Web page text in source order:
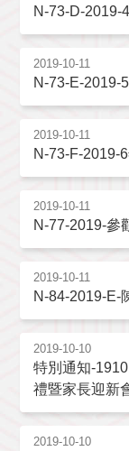
N-73-D-2019-
2019-10-11
N-73-E-2019-
2019-10-11
N-73-F-2019-
2019-10-11
N-77-2019-參
2019-10-11
N-84-2019-E-
2019-10-10
特別通知-
禮暨家長迎新
2019-10-10